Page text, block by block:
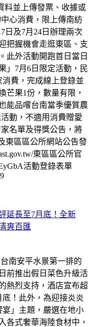
料並上傳發票、收據或
心消費，限上傳南紡
日及7月24日辦理兩次
把握機會走逛東區、支
此外活動開跑首日當日
」7月6日限定活動，民
消費，完成線上登錄並
芒果1份，數量有限，
能品嚐台南當季優質農
動，不適用消費贈愛
名單及得獎公告，將
東區區公所網站公告發
東區區公所官
活動登錄表單
延長至7月底！全新
爽百匯
南安平水景第一排的
前推出假日菜色升級活
熱烈支持，酒店宣布超
！此外，為迎接炎炎
」主題，嚴選在地小
各式奢華海陸食材中，